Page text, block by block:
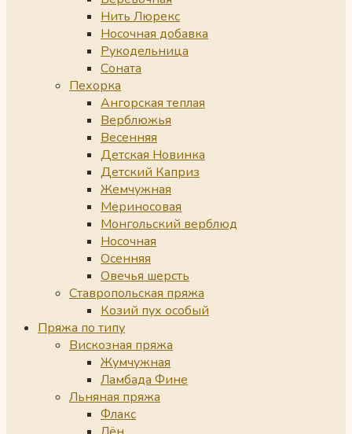
Нить Люрекс
Носочная добавка
Рукодельница
Соната
Пехорка
Ангорская теплая
Верблюжья
Весенняя
Детская Новинка
Детский Каприз
Жемчужная
Мериносовая
Монгольский верблюд
Носочная
Осенняя
Овечья шерсть
Ставропольская пряжа
Козий пух особый
Пряжа по типу
Вискозная пряжа
Жумчужная
Ламбада Фине
Льняная пряжа
Флакс